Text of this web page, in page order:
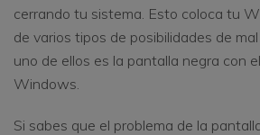
cerrando tu sistema. Esto coloca tu
de varios tipos de posibilidades de
uno de ellos es la pantalla negra con
Windows.
Si sabes que el problema de la